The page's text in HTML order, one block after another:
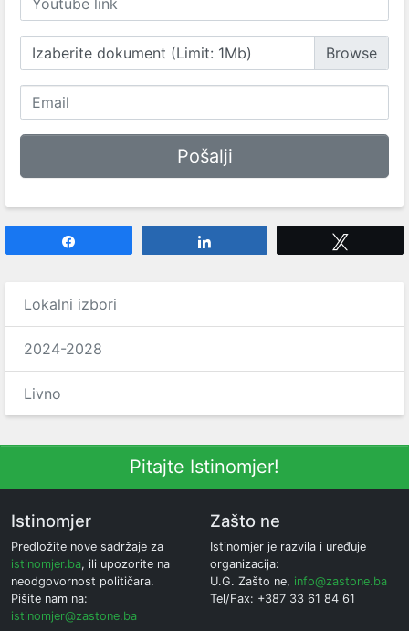
Izaberite dokument (Limit: 1Mb)
Lokalni izbori
2024-2028
Livno
Pitajte Istinomjer!
Istinomjer
Predložite nove sadržaje za
istinomjer.ba, ili upozorite na
neodgovornost političara.
Pišite nam na:
istinomjer@zastone.ba
Zašto ne
Istinomjer je razvila i uređuje
organizacija:
U.G. Zašto ne, info@zastone.ba
Tel/Fax: +387 33 61 84 61